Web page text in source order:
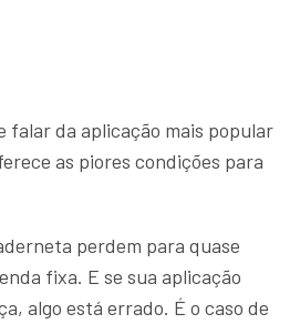
falar da aplicação mais popular
as piores condições para
perdem para quase
fixa. E se sua aplicação
algo está errado. É o caso de